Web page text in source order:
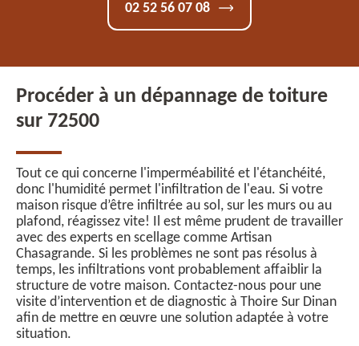
02 52 56 07 08
Procéder à un dépannage de toiture
sur 72500
Tout ce qui concerne l'imperméabilité et l'étanchéité,
donc l'humidité permet l'infiltration de l'eau. Si votre
maison risque d’être infiltrée au sol, sur les murs ou au
plafond, réagissez vite! Il est même prudent de travailler
avec des experts en scellage comme Artisan
Chasagrande. Si les problèmes ne sont pas résolus à
temps, les infiltrations vont probablement affaiblir la
structure de votre maison. Contactez-nous pour une
visite d’intervention et de diagnostic à Thoire Sur Dinan
afin de mettre en œuvre une solution adaptée à votre
situation.